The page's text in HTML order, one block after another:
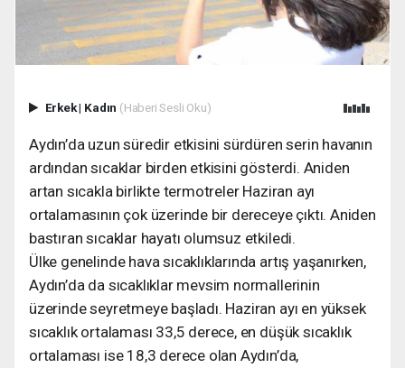
Erkek| Kadın (Haberi Sesli Oku)
Aydın’da uzun süredir etkisini sürdüren serin havanın
ardından sıcaklar birden etkisini gösterdi. Aniden
artan sıcakla birlikte termotreler Haziran ayı
ortalamasının çok üzerinde bir dereceye çıktı. Aniden
bastıran sıcaklar hayatı olumsuz etkiledi.
Ülke genelinde hava sıcaklıklarında artış yaşanırken,
Aydın’da da sıcaklıklar mevsim normallerinin
üzerinde seyretmeye başladı. Haziran ayı en yüksek
sıcaklık ortalaması 33,5 derece, en düşük sıcaklık
ortalaması ise 18,3 derece olan Aydın’da,